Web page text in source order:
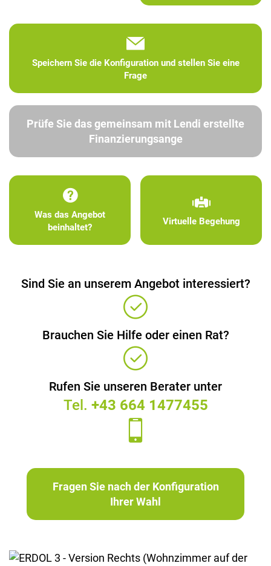
Speichern Sie die Konfiguration und stellen Sie eine
Frage
Prüfe Sie das gemeinsam mit Lendi erstellte
Finanzierungsange
Was das Angebot
beinhaltet?
Virtuelle Begehung
Sind Sie an unserem Angebot interessiert?
Brauchen Sie Hilfe oder einen Rat?
Rufen Sie unseren Berater unter
Tel. +43 664 1477455
Fragen Sie nach der Konfiguration
Ihrer Wahl